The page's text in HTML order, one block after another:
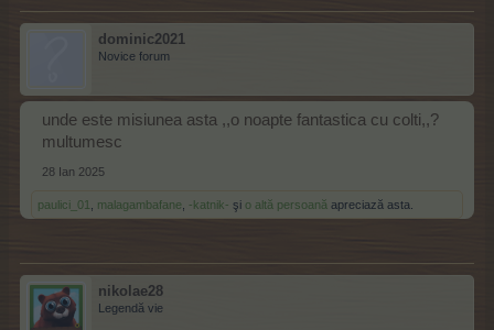
dominic2021
Novice forum
unde este misiunea asta ,,o noapte fantastica cu colti,,?
multumesc
28 Ian 2025
paulici_01 malagambafane -katnik- şi o altă persoană apreciază asta.
nikolae28
Legendă vie